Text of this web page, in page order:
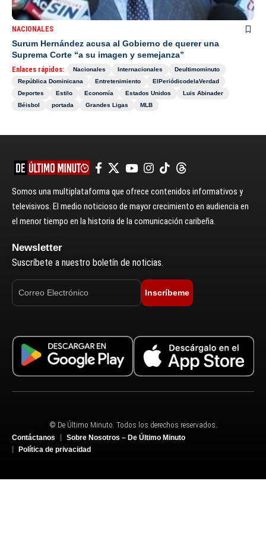
NACIONALES
Surum Hernández acusa al Gobierno de querer una
Suprema Corte “a su imagen y semejanza”
Enlaces rápidos: Nacionales Internacionales
Deultimominuto
República Dominicana
Entretenimiento
ElPeriódicodelaVerdad
Deportes
Estilo Economía Estados Unidos
Luis Abinader
Béisbol
portada Grandes Ligas MLB
Somos una multiplataforma que ofrece contenidos informativos y
televisivos. El medio noticioso de mayor crecimiento en audiencia en
el menor tiempo en la historia de la comunicación caribeña.
Newsletter
Suscríbete a nuestro boletín de noticias.
Inscríbeme
© De Último Minuto. Todos los derechos reservados.
Contáctanos
Sobre Nosotros – De Último Minuto
Política de privacidad